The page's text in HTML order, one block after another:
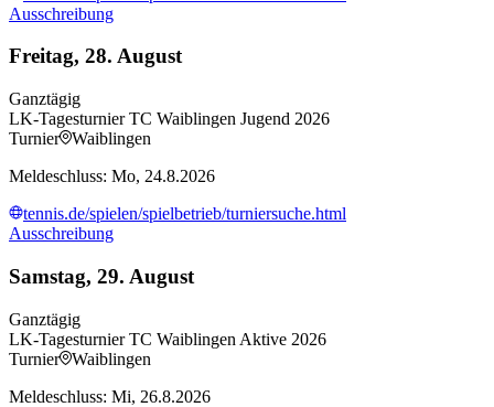
Ausschreibung
Freitag, 28. August
Ganztägig
LK-Tagesturnier TC Waiblingen Jugend 2026
Turnier
Waiblingen
Meldeschluss: Mo, 24.8.2026
tennis.de/spielen/spielbetrieb/turniersuche.html
Ausschreibung
Samstag, 29. August
Ganztägig
LK-Tagesturnier TC Waiblingen Aktive 2026
Turnier
Waiblingen
Meldeschluss: Mi, 26.8.2026